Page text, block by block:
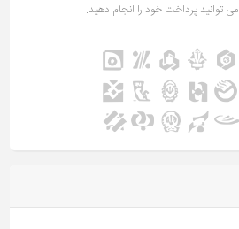
می توانید پرداخت خود را انجام دهید.